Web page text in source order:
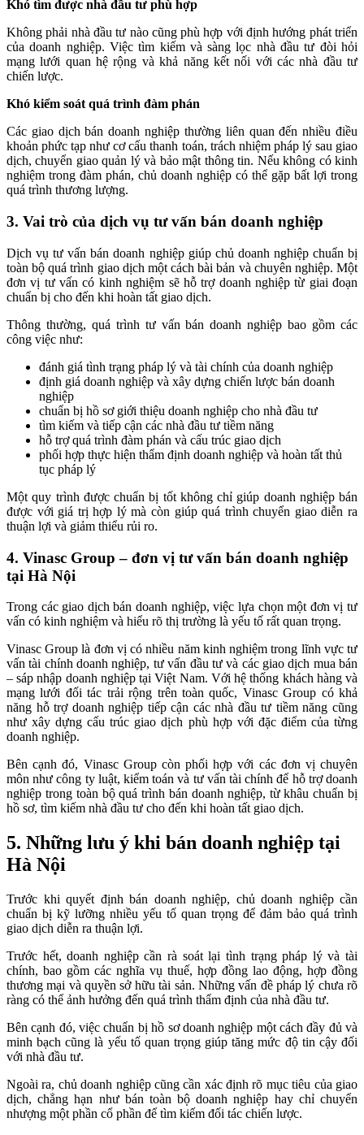
Khó tìm được nhà đầu tư phù hợp
Không phải nhà đầu tư nào cũng phù hợp với định hướng phát triển
của doanh nghiệp. Việc tìm kiếm và sàng lọc nhà đầu tư đòi hỏi
mạng lưới quan hệ rộng và khả năng kết nối với các nhà đầu tư
chiến lược.
Khó kiểm soát quá trình đàm phán
Các giao dịch bán doanh nghiệp thường liên quan đến nhiều điều
khoản phức tạp như cơ cấu thanh toán, trách nhiệm pháp lý sau giao
dịch, chuyển giao quản lý và bảo mật thông tin. Nếu không có kinh
nghiệm trong đàm phán, chủ doanh nghiệp có thể gặp bất lợi trong
quá trình thương lượng.
3. Vai trò của dịch vụ tư vấn bán doanh nghiệp
Dịch vụ tư vấn bán doanh nghiệp giúp chủ doanh nghiệp chuẩn bị
toàn bộ quá trình giao dịch một cách bài bản và chuyên nghiệp. Một
đơn vị tư vấn có kinh nghiệm sẽ hỗ trợ doanh nghiệp từ giai đoạn
chuẩn bị cho đến khi hoàn tất giao dịch.
Thông thường, quá trình tư vấn bán doanh nghiệp bao gồm các
công việc như:
đánh giá tình trạng pháp lý và tài chính của doanh nghiệp
định giá doanh nghiệp và xây dựng chiến lược bán doanh
nghiệp
chuẩn bị hồ sơ giới thiệu doanh nghiệp cho nhà đầu tư
tìm kiếm và tiếp cận các nhà đầu tư tiềm năng
hỗ trợ quá trình đàm phán và cấu trúc giao dịch
phối hợp thực hiện thẩm định doanh nghiệp và hoàn tất thủ
tục pháp lý
Một quy trình được chuẩn bị tốt không chỉ giúp doanh nghiệp bán
được với giá trị hợp lý mà còn giúp quá trình chuyển giao diễn ra
thuận lợi và giảm thiểu rủi ro.
4. Vinasc Group – đơn vị tư vấn bán doanh nghiệp
tại Hà Nội
Trong các giao dịch bán doanh nghiệp, việc lựa chọn một đơn vị tư
vấn có kinh nghiệm và hiểu rõ thị trường là yếu tố rất quan trọng.
Vinasc Group là đơn vị có nhiều năm kinh nghiệm trong lĩnh vực tư
vấn tài chính doanh nghiệp, tư vấn đầu tư và các giao dịch mua bán
– sáp nhập doanh nghiệp tại Việt Nam. Với hệ thống khách hàng và
mạng lưới đối tác trải rộng trên toàn quốc, Vinasc Group có khả
năng hỗ trợ doanh nghiệp tiếp cận các nhà đầu tư tiềm năng cũng
như xây dựng cấu trúc giao dịch phù hợp với đặc điểm của từng
doanh nghiệp.
Bên cạnh đó, Vinasc Group còn phối hợp với các đơn vị chuyên
môn như công ty luật, kiểm toán và tư vấn tài chính để hỗ trợ doanh
nghiệp trong toàn bộ quá trình bán doanh nghiệp, từ khâu chuẩn bị
hồ sơ, tìm kiếm nhà đầu tư cho đến khi hoàn tất giao dịch.
5. Những lưu ý khi bán doanh nghiệp tại
Hà Nội
Trước khi quyết định bán doanh nghiệp, chủ doanh nghiệp cần
chuẩn bị kỹ lưỡng nhiều yếu tố quan trọng để đảm bảo quá trình
giao dịch diễn ra thuận lợi.
Trước hết, doanh nghiệp cần rà soát lại tình trạng pháp lý và tài
chính, bao gồm các nghĩa vụ thuế, hợp đồng lao động, hợp đồng
thương mại và quyền sở hữu tài sản. Những vấn đề pháp lý chưa rõ
ràng có thể ảnh hưởng đến quá trình thẩm định của nhà đầu tư.
Bên cạnh đó, việc chuẩn bị hồ sơ doanh nghiệp một cách đầy đủ và
minh bạch cũng là yếu tố quan trọng giúp tăng mức độ tin cậy đối
với nhà đầu tư.
Ngoài ra, chủ doanh nghiệp cũng cần xác định rõ mục tiêu của giao
dịch, chẳng hạn như bán toàn bộ doanh nghiệp hay chỉ chuyển
nhượng một phần cổ phần để tìm kiếm đối tác chiến lược.